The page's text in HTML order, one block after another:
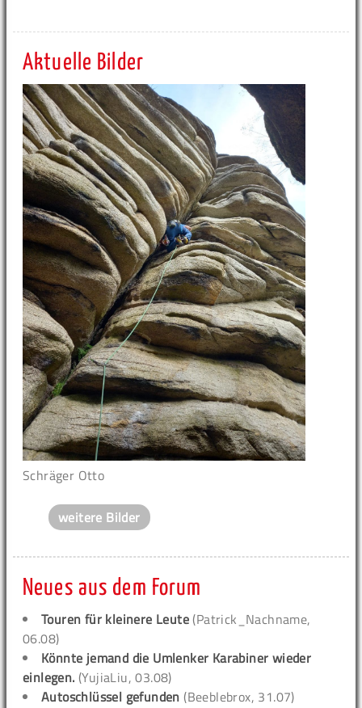
Aktuelle Bilder
Schräger Otto
weitere Bilder
Neues aus dem Forum
Touren für kleinere Leute (Patrick_Nachname,
06.08)
Könnte jemand die Umlenker Karabiner wieder
einlegen. (YujiaLiu, 03.08)
Autoschlüssel gefunden (Beeblebrox, 31.07)